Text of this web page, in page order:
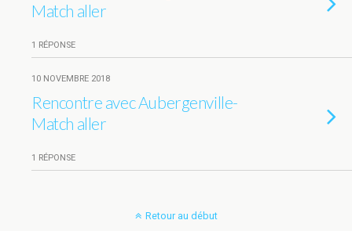
Match aller
1 RÉPONSE
10 NOVEMBRE 2018
Rencontre avec Aubergenville-
Match aller
1 RÉPONSE
Retour au début